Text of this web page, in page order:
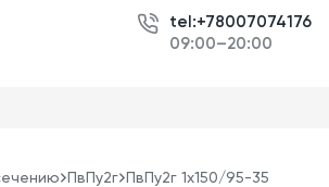
tel:+78007074176
09:00–20:00
ПвПу2г ПвПу2г 1x150/95-35